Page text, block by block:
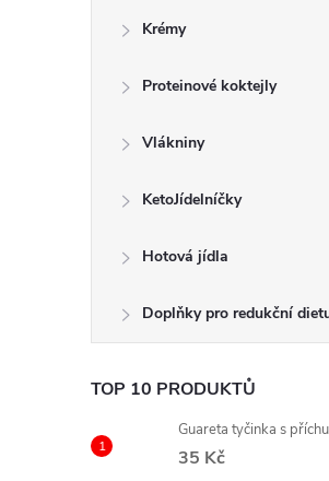
n
e
Krémy
Proteinové koktejly
Vlákniny
KetoJídelníčky
Hotová jídla
Doplňky pro redukční
TOP 10 PRODUKTŮ
Guareta tyčinka s
35 Kč